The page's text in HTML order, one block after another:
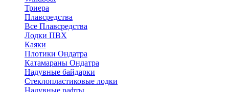
Триера
Плавсредства
Все Плавсредства
Лодки ПВХ
Каяки
Плотики Ондатра
Катамараны Ондатра
Надувные байдарки
Стеклопластиковые лодки
Надувные рафты